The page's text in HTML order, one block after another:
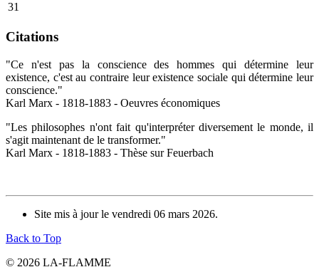
31
Citations
"Ce n'est pas la conscience des hommes qui détermine leur
existence, c'est au contraire leur existence sociale qui détermine leur
conscience."
Karl Marx - 1818-1883 - Oeuvres économiques
"Les philosophes n'ont fait qu'interpréter diversement le monde, il
s'agit maintenant de le transformer."
Karl Marx - 1818-1883 - Thèse sur Feuerbach
Site mis à jour le vendredi 06 mars 2026.
Back to Top
© 2026 LA-FLAMME